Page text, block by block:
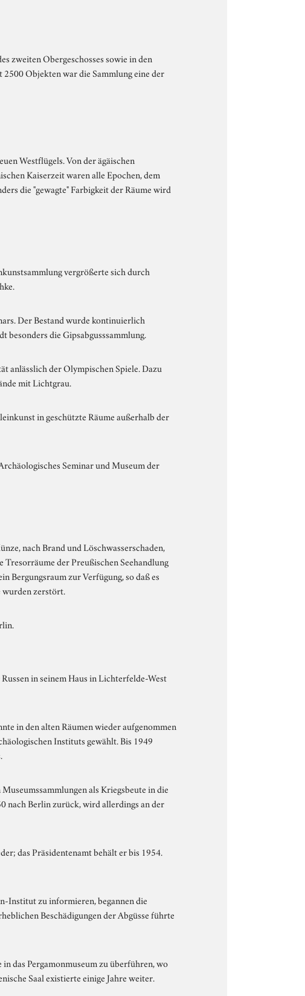
zweiten Obergeschosses sowie in den
Objekten war die Sammlung eine der
Westflügels. Von der ägäischen
Kaiserzeit waren alle Epochen, dem
die "gewagte" Farbigkeit der Räume wird
vergrößerte sich durch
Der Bestand wurde kontinuierlich
besonders die Gipsabgusssammlung.
anlässlich der Olympischen Spiele. Dazu
mit Lichtgrau.
in geschützte Räume außerhalb der
Seminar und Museum der
nach Brand und Löschwasserschaden,
der Preußischen Seehandlung
Bergungsraum zur Verfügung, so daß es
wurden zerstört.
in seinem Haus in Lichterfelde-West
in den alten Räumen wieder aufgenommen
Instituts gewählt. Bis 1949
als Kriegsbeute in die
nach Berlin zurück, wird allerdings an der
das Präsidentenamt behält er bis 1954.
Institut zu informieren, begannen die
Beschädigungen der Abgüsse führte
das Pergamonmuseum zu überführen, wo
Saal existierte einige Jahre weiter.